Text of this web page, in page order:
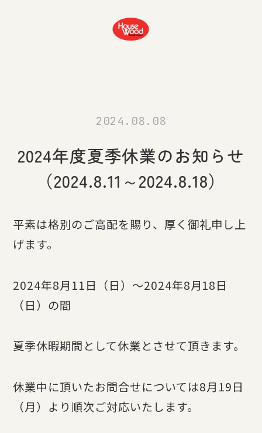
2024.08.08
2024年度夏季休業のお知らせ
（2024.8.11～2024.8.18）
平素は格別のご高配を賜り、厚く御礼申し上
げます。
2024年8月11日（日）～2024年8月18日
（日）の間
夏季休暇期間として休業とさせて頂きます。
休業中に頂いたお問合せについては8月19日
（月）より順次ご対応いたします。